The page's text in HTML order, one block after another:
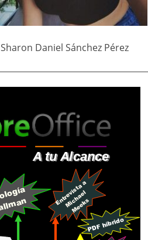
Sharon Daniel Sánchez Pérez